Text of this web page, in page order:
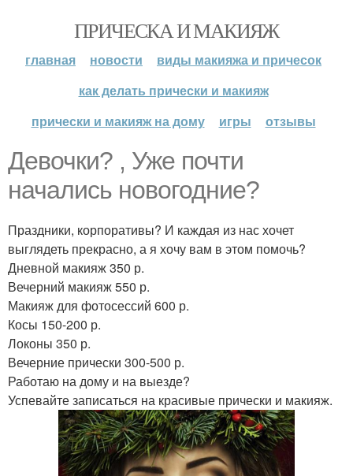
ПРИЧЕСКА И МАКИЯЖ
главная новости
виды макияжа и причесок
как делать прически и макияж
прически и макияж на дому
игры отзывы
Девочки? , Уже почти
начались новогодние?
Праздники, корпоративы? И каждая из нас хочет
выглядеть прекрасно, а я хочу вам в этом помочь?
Дневной макияж 350 р.
Вечерний макияж 550 р.
Макияж для фотосессий 600 р.
Косы 150-200 р.
Локоны 350 р.
Вечерние прически 300-500 р.
Работаю на дому и на выезде?
Успевайте записаться на красивые прически и макияж.